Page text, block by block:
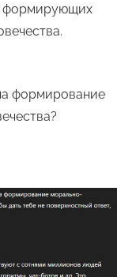
формирующих
формирование